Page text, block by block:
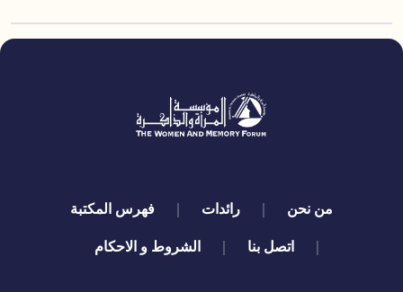
quick links
من نحن رائدات
فهرس المكتبة
اتصل بنا
الشروط و الاحكام